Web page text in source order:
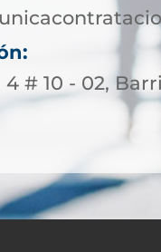
4 # 10 - 02,